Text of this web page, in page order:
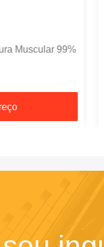
Muscular 99%